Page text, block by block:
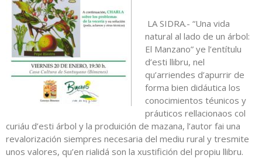
LA SIDRA.- “Una vida
natural al lado de un árbol:
El Manzano” ye l’entítulu
d’esti llibru, nel
qu’arriendes d’apurrir de
forma bien didáutica los
conocimientos téunicos y
práuticos rellacionaos col
curiáu d’esti árbol y la produición de mazana, l’autor fai una
revalorización siempres necesaria del mediu rural y tresmite
unos valores, qu’en rialidá son la xustifición del propiu llibru.